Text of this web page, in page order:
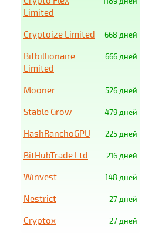
Limited
668 дней
Cryptoize Limited
666 дней
Bitbillionaire
Limited
526 дней
Mooner
479 дней
Stable Grow
225 дней
HashRanchoGPU
216 дней
BitHubTrade Ltd
148 дней
Winvest
27 дней
Nestrict
27 дней
Cryptox